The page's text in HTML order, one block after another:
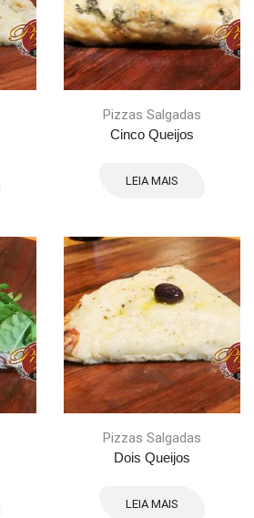
Pizzas Salgadas
Cinco Queijos
LEIA MAIS
Pizzas Salgadas
Dois Queijos
LEIA MAIS